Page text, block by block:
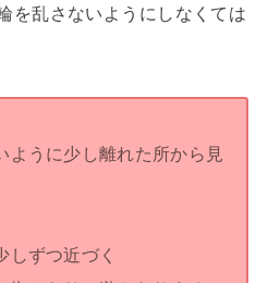
を乱さないようにしなくては
ように少し離れた所から見
しずつ近づく